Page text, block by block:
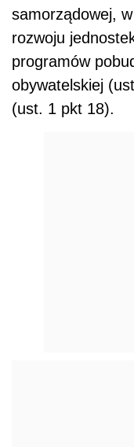
samorządowej,
rozwoju
programów
obywatelskiej
(ust. 1 pkt 18).